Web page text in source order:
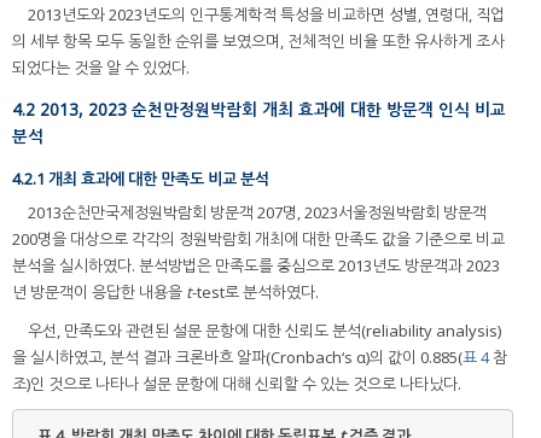
2013년도와 2023년도의 인구통계학적 특성을 비교하면 성별, 연령대, 직업
의 세부 항목 모두 동일한 순위를 보였으며, 전체적인 비율 또한 유사하게 조사
되었다는 것을 알 수 있었다.
4.2 2013, 2023 순천만정원박람회 개최 효과에 대한 방문객 인식 비교
분석
4.2.1 개최 효과에 대한 만족도 비교 분석
2013순천만국제정원박람회 방문객 207명, 2023서울정원박람회 방문객
200명을 대상으로 각각의 정원박람회 개최에 대한 만족도 값을 기준으로 비교
분석을 실시하였다. 분석방법은 만족도를 중심으로 2013년도 방문객과 2023
년 방문객이 응답한 내용을 t-test로 분석하였다.
우선, 만족도와 관련된 설문 문항에 대한 신뢰도 분석(reliability analysis)
을 실시하였고, 분석 결과 크론바흐 알파(Cronbach‘s α)의 값이 0.885(표 4참
조)인 것으로 나타나 설문 문항에 대해 신뢰할 수 있는 것으로 나타났다.